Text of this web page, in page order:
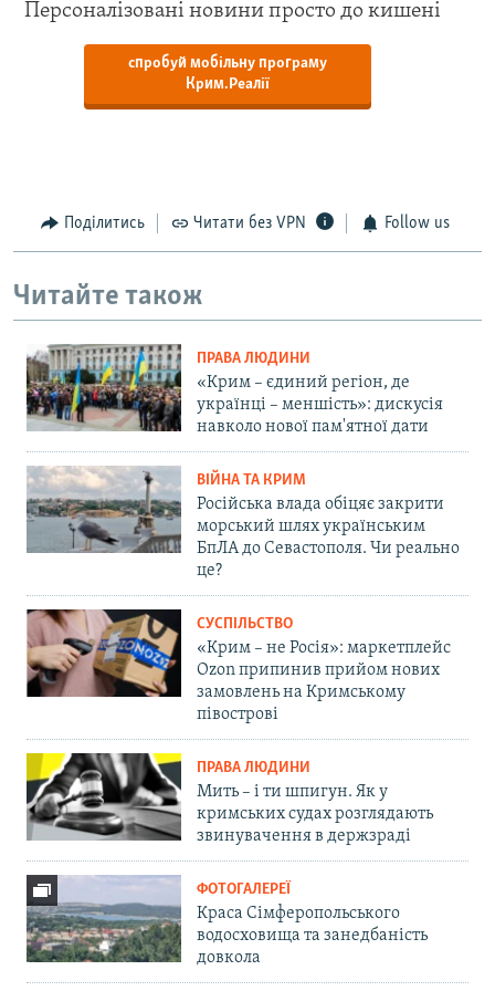
Персоналізовані новини просто до кишені
спробуй мобільну програму
Крим.Реалії
Поділитись Читати без VPN Follow us
Читайте також
ПРАВА ЛЮДИНИ
«Крим – єдиний регіон, де
українці – меншість»: дискусія
навколо нової пам'ятної дати
ВІЙНА ТА КРИМ
Російська влада обіцяє закрити
морський шлях українським
БпЛА до Севастополя. Чи реально
це?
СУСПІЛЬСТВО
«Крим – не Росія»: маркетплейс
Ozon припинив прийом нових
замовлень на Кримському
півострові
ПРАВА ЛЮДИНИ
Мить – і ти шпигун. Як у
кримських судах розглядають
звинувачення в держзраді
ФОТОГАЛЕРЕЇ
Краса Сімферопольського
водосховища та занедбаність
довкола